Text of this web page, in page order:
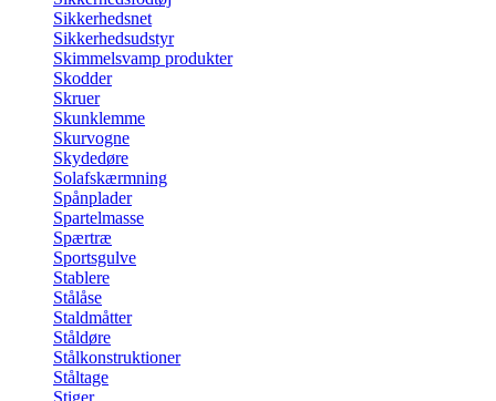
Sikkerhedsnet
Sikkerhedsudstyr
Skimmelsvamp produkter
Skodder
Skruer
Skunklemme
Skurvogne
Skydedøre
Solafskærmning
Spånplader
Spartelmasse
Spærtræ
Sportsgulve
Stablere
Stålåse
Staldmåtter
Ståldøre
Stålkonstruktioner
Ståltage
Stiger